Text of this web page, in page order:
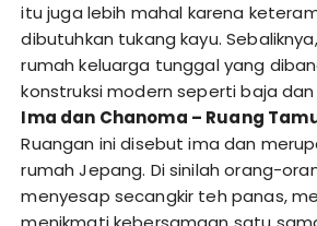
itu juga lebih mahal karena
dibutuhkan tukang kayu.
rumah keluarga tunggal yang
konstruksi modern seperti baja
Ima dan Chanoma – Ruang
Ruangan ini disebut ima dan
rumah Jepang. Di sinilah orang-
menyesap secangkir teh panas,